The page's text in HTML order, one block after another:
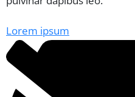
Lorem ipsum